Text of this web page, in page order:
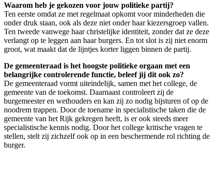
Waarom heb je gekozen voor jouw politieke partij?
Ten eerste omdat ze met regelmaat opkomt voor minderheden die
onder druk staan, ook als deze niet onder haar kiezersgroep vallen.
Ten tweede vanwege haar christelijke identiteit, zonder dat ze deze
verlangt op te leggen aan haar burgers. En tot slot is zij niet enorm
groot, wat maakt dat de lijntjes korter liggen binnen de partij.
De gemeenteraad is het hoogste politieke orgaan met een
belangrijke controlerende functie, beleef jij dit ook zo?
De gemeenteraad vormt uiteindelijk, samen met het college, de
gemeente van de toekomst. Daarnaast controleert zij de
burgemeester en wethouders en kan zij zo nodig bijsturen of op de
noodrem trappen. Door de toename in specialistische taken die de
gemeente van het Rijk gekregen heeft, is er ook steeds meer
specialistische kennis nodig. Door het college kritische vragen te
stellen, stelt zij zichzelf ook op in een beschermende rol richting de
burger.